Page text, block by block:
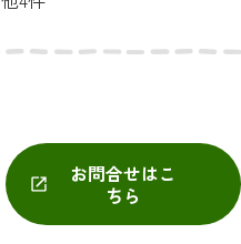
お問合せはこ
ちら